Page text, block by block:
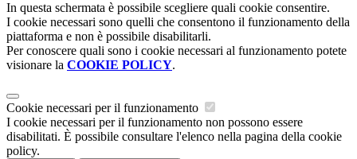
In questa schermata è possibile scegliere quali cookie consentire.
I cookie necessari sono quelli che consentono il funzionamento della
piattaforma e non è possibile disabilitarli.
Per conoscere quali sono i cookie necessari al funzionamento potete
visionare la COOKIE POLICY.
Cookie necessari per il funzionamento
I cookie necessari per il funzionamento non possono essere
disabilitati. È possibile consultare l'elenco nella pagina della cookie
policy.